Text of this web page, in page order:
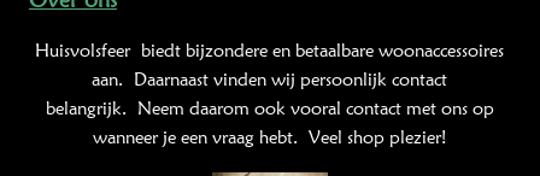
Huisvolsfeer biedt bijzondere en betaalbare woonaccessoires
aan. Daarnaast vinden wij persoonlijk contact
belangrijk. Neem daarom ook vooral contact met ons op
wanneer je een vraag hebt. Veel shop plezier!